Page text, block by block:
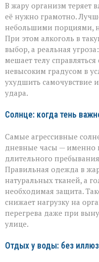
В жару организм теряет
её нужно грамотно.
небольшими порциями,
При этом алкоголь в
выбор, а реальная
мешает телу
невысоким градусом в
ухудшить самочувствие
удара.
Солнце: когда тень
Самые агрессивные
дневные часы — именно
длительного
Правильная одежда в
натуральных тканей, а
необходимая защита.
снижает нагрузку на
перегрева даже при
улице.
Отдых у воды: без